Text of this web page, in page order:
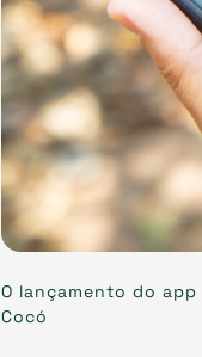
O lançamento do
Cocó